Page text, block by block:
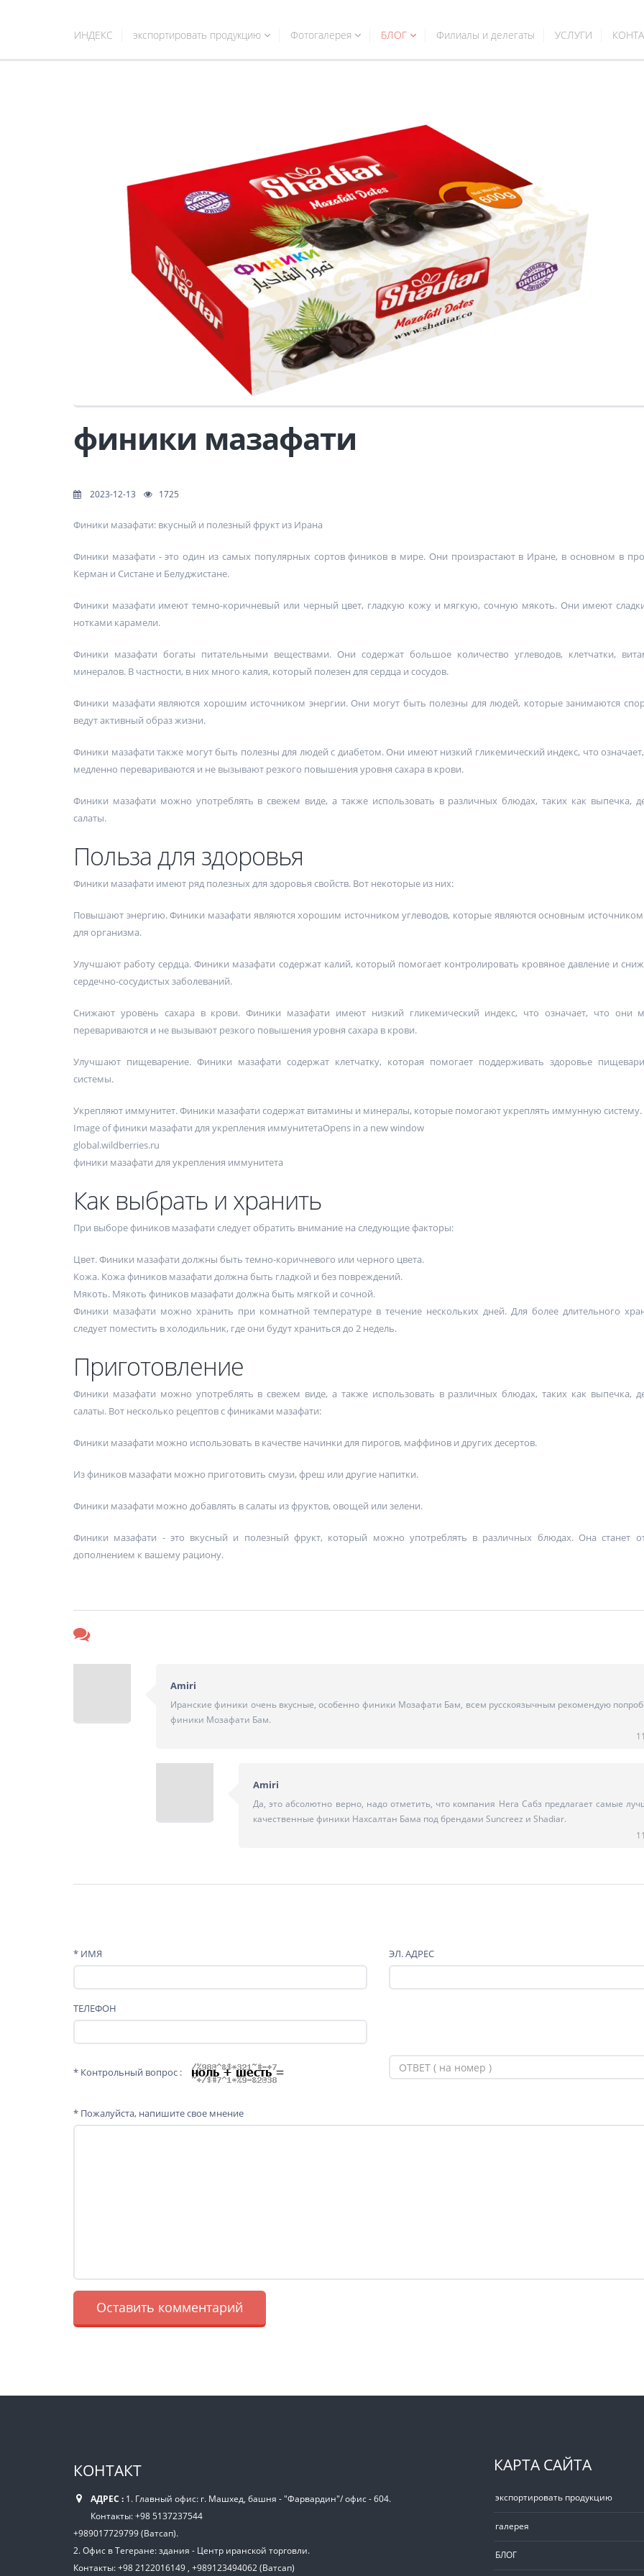
ИНДЕКС экспортировать продукцию Фотогалерея БЛОГ Филиалы и делегаты УСЛУГИ
финики мазафати
2023-12-13 1725
Финики мазафати: вкусный и полезный фрукт из Ирана
Финики мазафати - это один из самых популярных сортов фиников в мире. Они произрастают в Иране, в основном в
Керман и Систане и Белуджистане.
Финики мазафати имеют темно-коричневый или черный цвет, гладкую кожу и мягкую, сочную мякоть. Они имеют
нотками карамели.
Финики мазафати богаты питательными веществами. Они содержат большое количество углеводов, клетчатки,
минералов. В частности, в них много калия, который полезен для сердца и сосудов.
Финики мазафати являются хорошим источником энергии. Они могут быть полезны для людей, которые занимаются
ведут активный образ жизни.
Финики мазафати также могут быть полезны для людей с диабетом. Они имеют низкий гликемический индекс, что
медленно перевариваются и не вызывают резкого повышения уровня сахара в крови.
Финики мазафати можно употреблять в свежем виде, а также использовать в различных блюдах, таких как выпечка,
салаты.
Польза для здоровья
Финики мазафати имеют ряд полезных для здоровья свойств. Вот некоторые из них:
Повышают энергию. Финики мазафати являются хорошим источником углеводов, которые являются основным источником
для организма.
Улучшают работу сердца. Финики мазафати содержат калий, который помогает контролировать кровяное давление и
сердечно-сосудистых заболеваний.
Снижают уровень сахара в крови. Финики мазафати имеют низкий гликемический индекс, что означает, что они
перевариваются и не вызывают резкого повышения уровня сахара в крови.
Улучшают пищеварение. Финики мазафати содержат клетчатку, которая помогает поддерживать здоровье
системы.
Укрепляют иммунитет. Финики мазафати содержат витамины и минералы, которые помогают укреплять иммунную систему.
Image of финики мазафати для укрепления иммунитетаOpens in a new window
global.wildberries.ru
финики мазафати для укрепления иммунитета
Как выбрать и хранить
При выборе фиников мазафати следует обратить внимание на следующие факторы:
Цвет. Финики мазафати должны быть темно-коричневого или черного цвета.
Кожа. Кожа фиников мазафати должна быть гладкой и без повреждений.
Мякоть. Мякоть фиников мазафати должна быть мягкой и сочной.
Финики мазафати можно хранить при комнатной температуре в течение нескольких дней. Для более длительного
следует поместить в холодильник, где они будут храниться до 2 недель.
Приготовление
Финики мазафати можно употреблять в свежем виде, а также использовать в различных блюдах, таких как выпечка,
салаты. Вот несколько рецептов с финиками мазафати:
Финики мазафати можно использовать в качестве начинки для пирогов, маффинов и других десертов.
Из фиников мазафати можно приготовить смузи, фреш или другие напитки.
Финики мазафати можно добавлять в салаты из фруктов, овощей или зелени.
Финики мазафати - это вкусный и полезный фрукт, который можно употреблять в различных блюдах. Она станет
дополнением к вашему рациону.
Amiri
Иранские финики очень вкусные, особенно финики Мозафати Бам, всем русскоязычным рекомендую
финики Мозафати Бам.
Amiri
Да, это абсолютно верно, надо отметить, что компания Нега Сабз предлагает самые
качественные финики Нахсалтан Бама под брендами Suncreez и Shadiar.
* ИМЯ ЭЛ. АДРЕС
ТЕЛЕФОН
* Контрольный вопрос :
* Пожалуйста, напишите свое мнение
КОНТАКТ
АДРЕС : 1. Главный офис: г. Машхед, башня - "Фарвардин"/ офис - 604.
Контакты: +98 5137237544
+989017729799 (Ватсап).
2. Офис в Тегеране: здания - Центр иранской торговли.
Контакты: +98 2122016149 , +989123494062 (Ватсап)
КАРТА САЙТА
экспортировать продукцию
галерея
БЛОГ